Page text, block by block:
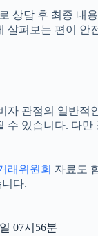
상담 후 최종 내
살펴보는 편이 안
관점의 일반적
수 있습니다. 다
래위원회 자료도
다.
07시56분